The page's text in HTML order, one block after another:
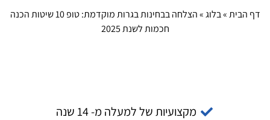
דף הבית»בלוג»
הצלחה בבחינות בגרות מוקדמת: טופ 10 שיטות הכנה
חכמות לשנת 2025
מקצועיות של למעלה מ- 14 שנה